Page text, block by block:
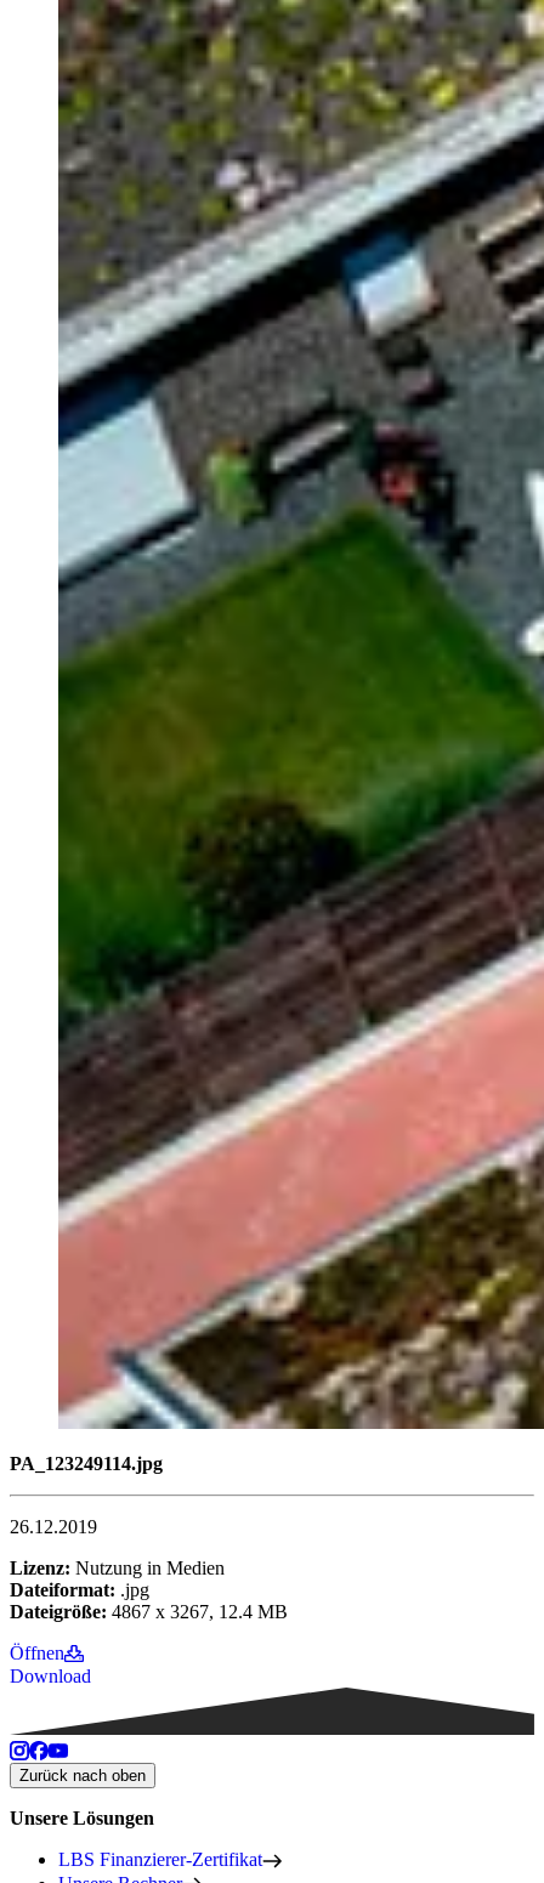
PA_123249114.jpg
26.12.2019
Lizenz: Nutzung in Medien
Dateiformat: .jpg
Dateigröße: 4867 x 3267, 12.4 MB
Öffnen
Download
Zurück nach oben
Unsere Lösungen
LBS Finanzierer-Zertifikat